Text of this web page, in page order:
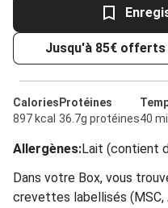
Jusqu'à 85€
Calories
897 kcal
Protéines
36.7g protéines40
Allergènes:Lait (contient
Dans votre Box, vous
crevettes labellisés (MSC,